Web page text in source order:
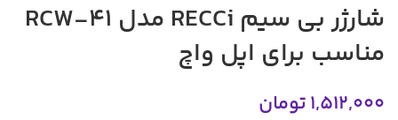
شارژر بی سیم RECCi مدل RCW-41
مناسب برای اپل واچ
1,512,000تومان